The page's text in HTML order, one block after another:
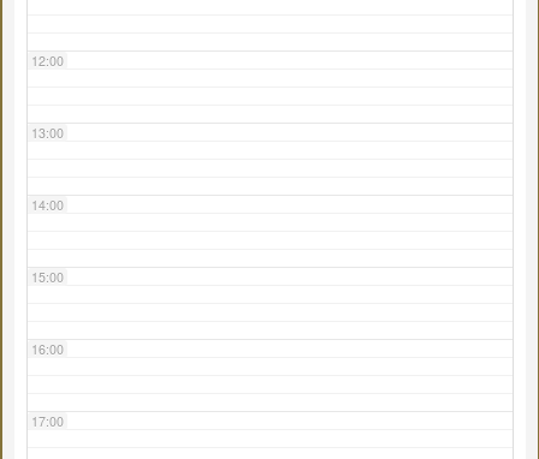
12:00
13:00
14:00
15:00
16:00
17:00